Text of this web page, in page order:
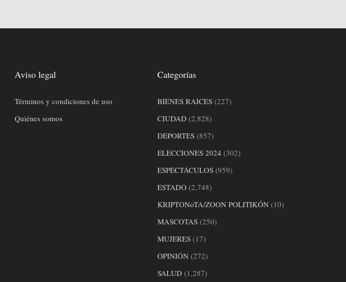
Aviso legal
Términos y condiciones de uso
Quiénes somos
Categorías
BIENES RAICES(227)
CIUDAD(2,828)
DEPORTES(857)
ELECCIONES 2024 (302)
ESPECTÁCULOS(959)
ESTADO(2,748)
KRIPTONoTA/ZOON POLITIKÓN(10)
MASCOTAS(250)
MUJERES(17)
OPINIÓN(272)
SALUD(1,287)